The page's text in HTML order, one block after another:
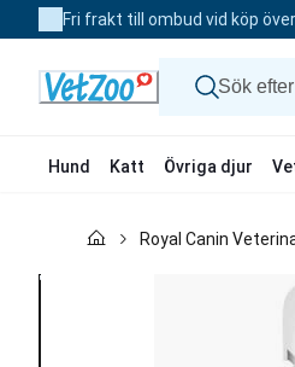
to
Fri frakt till ombud vid köp
Hund Katt Övriga djur
Royal Canin